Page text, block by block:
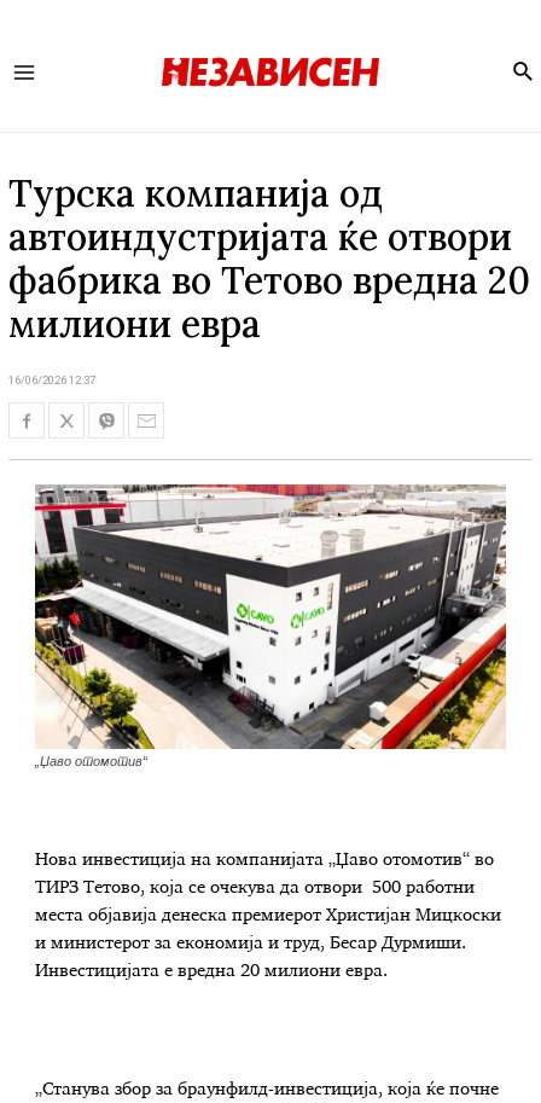
Турска компанија од
автоиндустријата ќе отвори
фабрика во Тетово вредна 20
милиони евра
16/06/2026 12:37
„Џаво отомотив“
Нова инвестиција на компанијата „Џаво отомотив“ во
ТИРЗ Тетово, која се очекува да отвори 500 работни
места објавија денеска премиерот Христијан Мицкоски
и министерот за економија и труд, Бесар Дурмиши.
Инвестицијата е вредна 20 милиони евра.
„Станува збор за браунфилд-инвестиција, која ќе почне